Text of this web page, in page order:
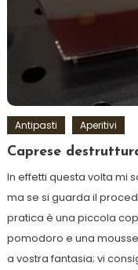
Antipasti Aperitivi
Caprese
In effetti questa volta mi
ma se si guarda il
pratica è una piccola
pomodoro e una
a vostra fantasia; vi